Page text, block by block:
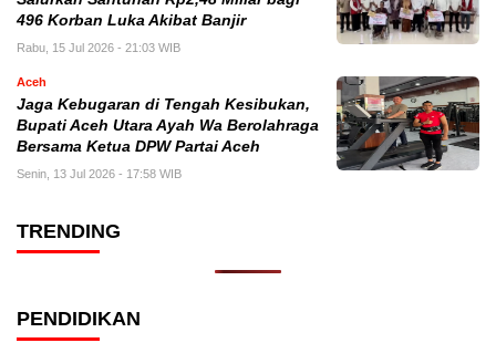
496 Korban Luka Akibat Banjir
Rabu, 15 Jul 2026 - 21:03 WIB
Aceh
Jaga Kebugaran di Tengah Kesibukan,
Bupati Aceh Utara Ayah Wa Berolahraga
Bersama Ketua DPW Partai Aceh
Senin, 13 Jul 2026 - 17:58 WIB
TRENDING
PENDIDIKAN